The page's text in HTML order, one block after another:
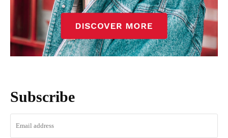
Subscribe